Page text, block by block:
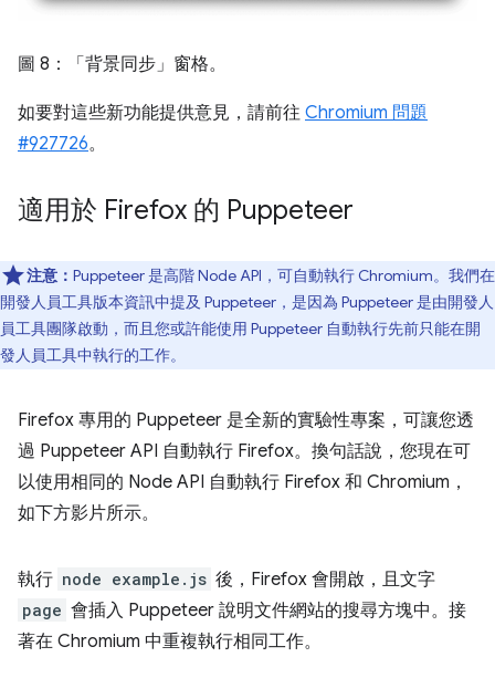
圖 8：「背景同步」窗格。
如要對這些新功能提供意見，請前往 Chromium 問題
#927726。
適用於 Firefox 的 Puppeteer
注意： Puppeteer 是高階 Node API，可自動執行 Chromium。我們在
開發人員工具版本資訊中提及 Puppeteer，是因為 Puppeteer 是由開發人
員工具團隊啟動，而且您或許能使用 Puppeteer 自動執行先前只能在開
發人員工具中執行的工作。
Firefox 專用的 Puppeteer 是全新的實驗性專案，可讓您透
過 Puppeteer API 自動執行 Firefox。換句話說，您現在可
以使用相同的 Node API 自動執行 Firefox 和 Chromium，
如下方影片所示。
執行 node example.js 後，Firefox 會開啟，且文字
page 會插入 Puppeteer 說明文件網站的搜尋方塊中。接
著在 Chromium 中重複執行相同工作。